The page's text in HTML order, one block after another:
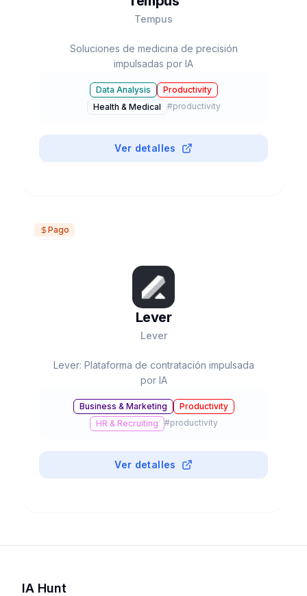
Tempus
Soluciones de medicina de precisión
impulsadas por IA
Data Analysis
Productivity
Health & Medical
#productivity
Ver detalles
Pago
Lever
Lever
Lever: Plataforma de contratación impulsada
por IA
Business & Marketing
Productivity
HR & Recruiting
#productivity
Ver detalles
IA Hunt